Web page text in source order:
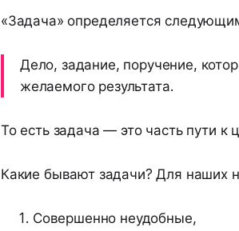
«Задача» определяется
Дело, задание, поручение,
желаемого результата.
То есть задача — это часть пути к
Какие бывают задачи? Для наших
Совершенно неудобные,